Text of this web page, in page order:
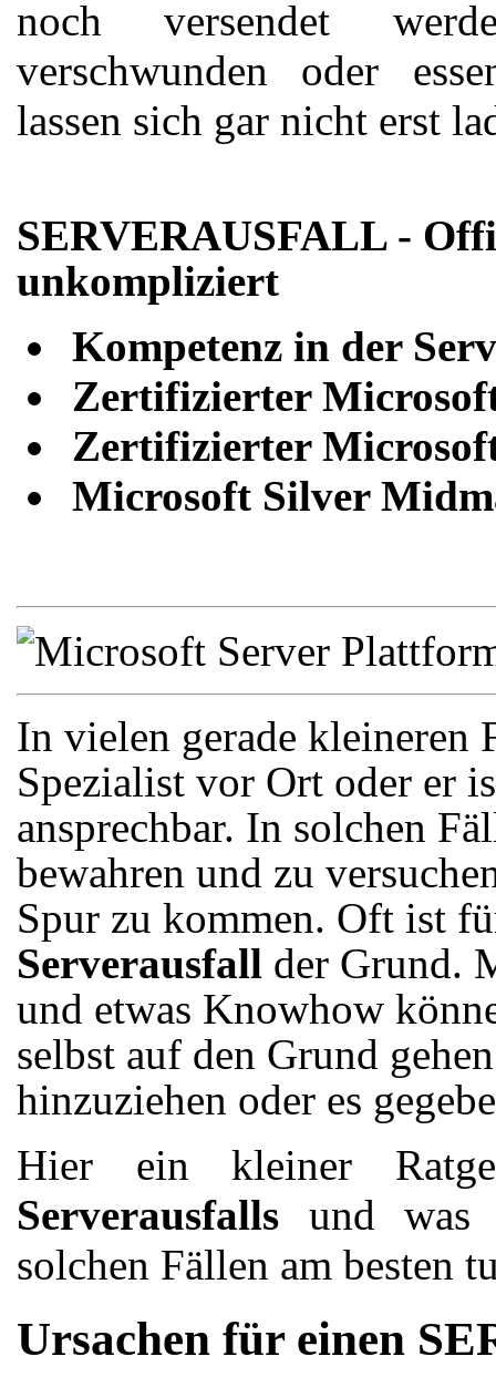
noch versendet
verschwunden oder
lassen sich gar nicht erst
SERVERAUSFALL -
unkompliziert
Kompetenz in der
Zertifizierter
Zertifizierter
Microsoft Silver
In vielen gerade kleineren
Spezialist vor Ort oder er
ansprechbar. In solchen
bewahren und zu
Spur zu kommen. Oft ist
Serverausfall der Grund.
und etwas Knowhow
selbst auf den Grund
hinzuziehen oder es
Hier ein kleiner
Serverausfalls und was
solchen Fällen am besten
Ursachen für einen